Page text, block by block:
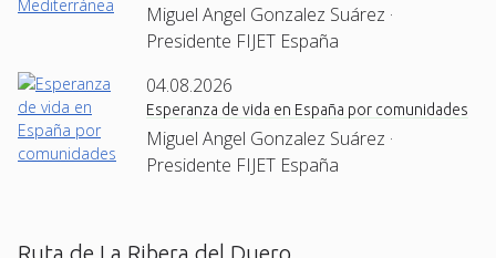
Miguel Angel Gonzalez Suárez ·
Presidente FIJET España
04.08.2026
Esperanza de vida en España por comunidades
Miguel Angel Gonzalez Suárez ·
Presidente FIJET España